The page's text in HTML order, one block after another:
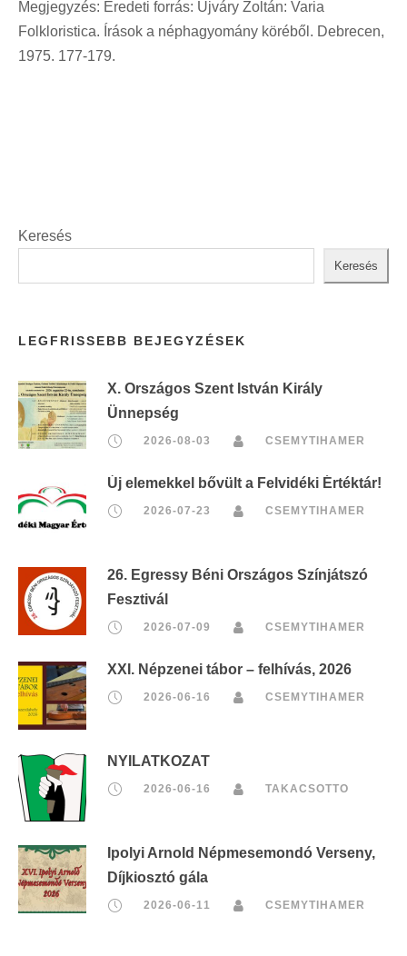
Megjegyzés: Eredeti forrás: Ujváry Zoltán: Varia
Folkloristica. Írások a néphagyomány köréből. Debrecen,
1975. 177-179.
Keresés
Keresés
LEGFRISSEBB BEJEGYZÉSEK
X. Országos Szent István Király
Ünnepség
2026-08-03 CSEMYTIHAMER
Új elemekkel bővült a Felvidéki Értéktár!
2026-07-23 CSEMYTIHAMER
26. Egressy Béni Országos Színjátszó
Fesztivál
2026-07-09 CSEMYTIHAMER
XXI. Népzenei tábor – felhívás, 2026
2026-06-16 CSEMYTIHAMER
NYILATKOZAT
2026-06-16 TAKACSOTTO
Ipolyi Arnold Népmesemondó Verseny,
Díjkiosztó gála
2026-06-11 CSEMYTIHAMER